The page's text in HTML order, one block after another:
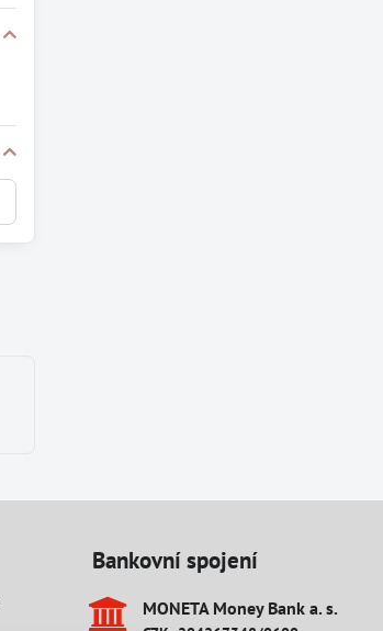
Bankovní spojení
MONETA Money Bank a​. s​.